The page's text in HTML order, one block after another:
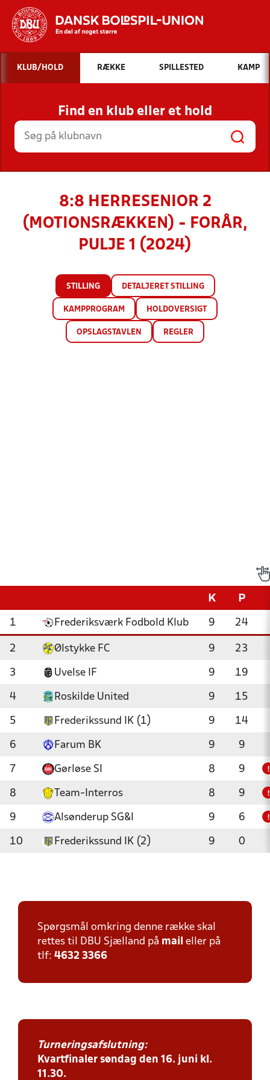
Hvad vil du søge efter?
INDHOLD OG NYHEDER
STILLINGER, RESULTATER, KLUBBER OG
HOLD
KLUB/HOLD RÆKKE SPILLESTED KAMP
Find en klub eller et hold
8:8 HERRESENIOR 2
(MOTIONSRÆKKEN) - FORÅR,
PULJE 1 (2024)
STILLING DETALJERET STILLING
KAMPPROGRAM HOLDOVERSIGT
OPSLAGSTAVLEN REGLER
K P
1 Frederiksværk Fodbold Klub 9 24
2 Ølstykke FC 9 23
3 Uvelse IF 9 19
4 Roskilde United 9 15
5 Frederikssund IK (1) 9 14
6 Farum BK 9 9
7 Gørløse SI 8 9 !
8 Team-Interros 8 9 !
9 Alsønderup SG&I 9 6 !
10 Frederikssund IK (2) 9 0
Spørgsmål omkring denne række skal
rettes til DBU Sjælland på mail eller på
tlf: 4632 3366
Turneringsafslutning:
Kvartfinaler søndag den 16. juni kl.
11.30.